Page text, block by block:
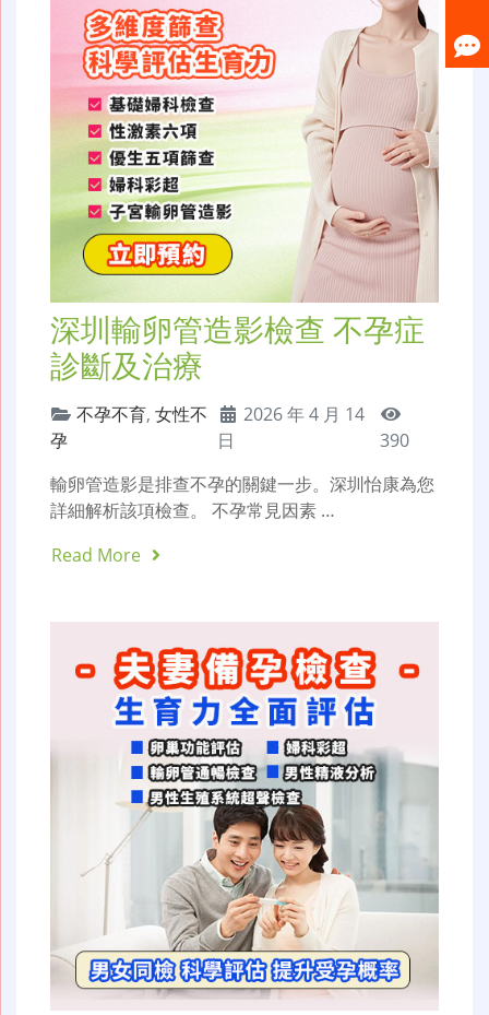
深圳輸卵管造影檢查 不孕症
診斷及治療
不孕不育, 女性不
孕
2026 年 4 月 14
日
390
輸卵管造影是排查不孕的關鍵一步。深圳怡康為您
詳細解析該項檢查。 不孕常見因素 …
Read More